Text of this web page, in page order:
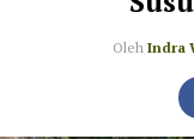
Oleh Indra